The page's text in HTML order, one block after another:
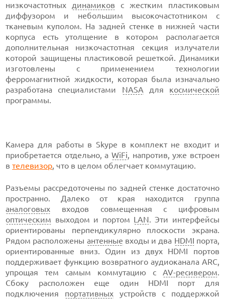
низкочастотных динамиков с жестким пластиковым
диффузором и небольшим высокочастотником с
тканевым куполом. На задней стенке в нижней части
корпуса есть утолщение в котором располагается
дополнительная низкочастотная секция излучатели
которой защищены пластиковой решеткой. Динамики
изготовлены с применением технологии
ферромагнитной жидкости, которая была изначально
разработана специалистами NASA для космической
программы.
Камера для работы в Skype в комплект не входит и
приобретается отдельно, а WiFi, напротив, уже встроен
втелевизор, что в целом облегчает коммутацию.
Разъемы рассредоточены по задней стенке достаточно
пространно. Далеко от края находится группа
аналоговых входов совмещенная с цифровым
оптическим выходом и портом LAN. Эти интерфейсы
ориентированы перпендикулярно плоскости экрана.
Рядом расположены антенные входы и два HDMI порта,
ориентированные вниз. Один из двух HDMI портов
поддерживает функцию возвратного аудиоканала ARC,
упрощая тем самым коммутацию с AV-ресивером.
Сбоку расположен еще один HDMI порт для
подключения портативныхустройств с поддержкой